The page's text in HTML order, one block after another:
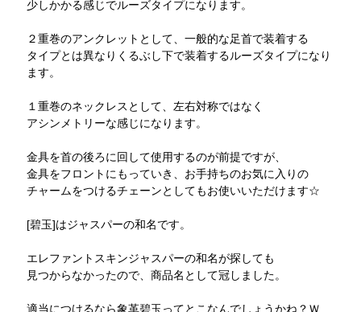
少しかかる感じでルーズタイプになります。
２重巻のアンクレットとして、一般的な足首で装着する
タイプとは異なりくるぶし下で装着するルーズタイプになり
ます。
１重巻のネックレスとして、左右対称ではなく
アシンメトリーな感じになります。
金具を首の後ろに回して使用するのが前提ですが、
金具をフロントにもっていき、お手持ちのお気に入りの
チャームをつけるチェーンとしてもお使いいただけます☆
[碧玉]はジャスパーの和名です。
エレファントスキンジャスパーの和名が探しても
見つからなかったので、商品名として冠しました。
適当につけるなら象革碧玉ってとこなんでしょうかね？Ｗ